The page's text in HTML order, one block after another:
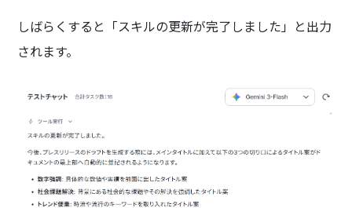
しばらくすると「スキルの更新が完了しました」と出力
されます。